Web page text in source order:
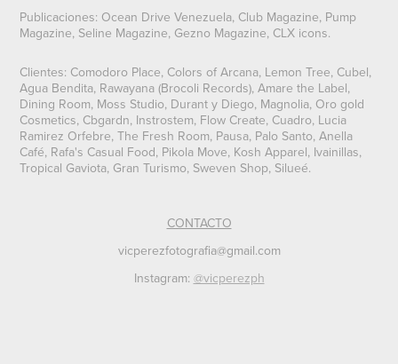
Publicaciones: Ocean Drive Venezuela, Club Magazine, Pump
Magazine, Seline Magazine, Gezno Magazine, CLX icons.
Clientes: Comodoro Place, Colors of Arcana, Lemon Tree, Cubel,
Agua Bendita, Rawayana (Brocoli Records), Amare the Label,
Dining Room, Moss Studio, Durant y Diego, Magnolia, Oro gold
Cosmetics, Cbgardn, Instrostem, Flow Create, Cuadro, Lucia
Ramirez Orfebre, The Fresh Room, Pausa, Palo Santo, Anella
Café, Rafa's Casual Food, Pikola Move, Kosh Apparel, Ivainillas,
Tropical Gaviota, Gran Turismo, Sweven Shop, Silueé.
CONTACTO
vicperezfotografia@gmail.com
Instagram: @vicperezph